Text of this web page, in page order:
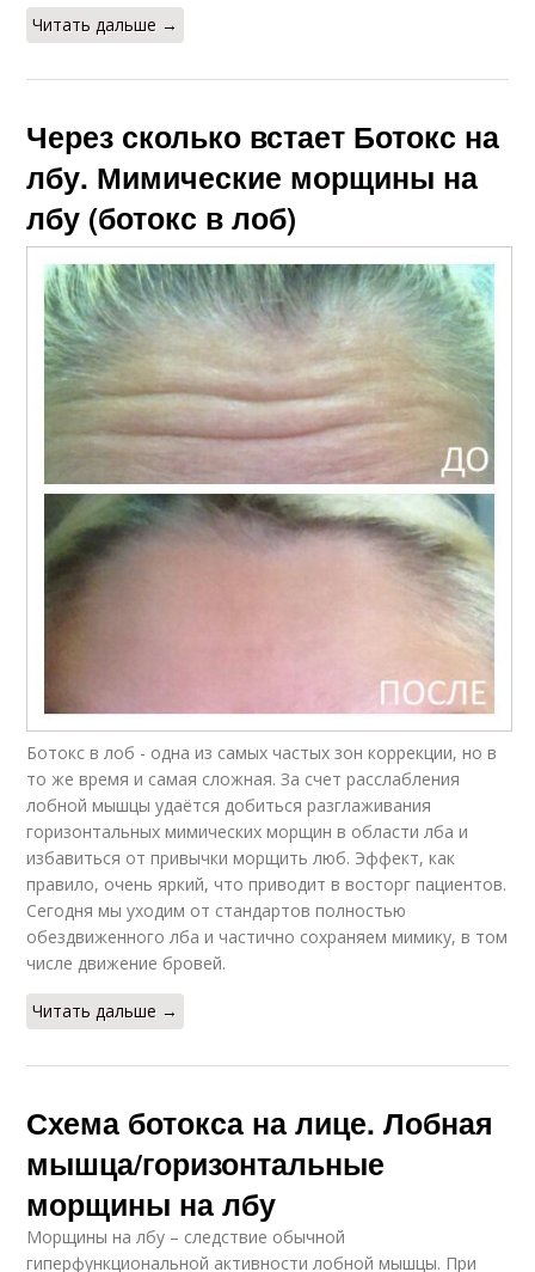
Читать дальше →
Через сколько встает Ботокс на
лбу. Мимические морщины на
лбу (ботокс в лоб)
Ботокс в лоб - одна из самых частых зон коррекции, но в
то же время и самая сложная. За счет расслабления
лобной мышцы удаётся добиться разглаживания
горизонтальных мимических морщин в области лба и
избавиться от привычки морщить люб. Эффект, как
правило, очень яркий, что приводит в восторг пациентов.
Сегодня мы уходим от стандартов полностью
обездвиженного лба и частично сохраняем мимику, в том
числе движение бровей.
Читать дальше →
Схема ботокса на лице. Лобная
мышца/горизонтальные
морщины на лбу
Морщины на лбу – следствие обычной
гиперфункциональной активности лобной мышцы. При